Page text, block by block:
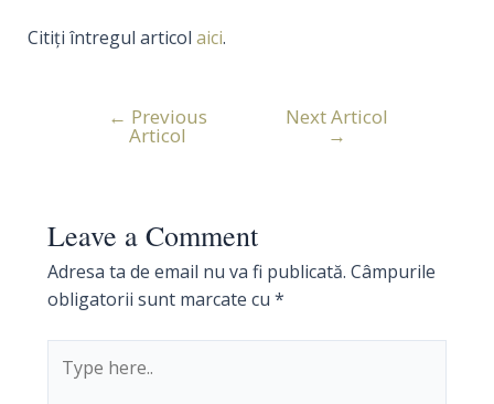
Citiți întregul articol aici.
Navigare
← Previous
Articol
Next Articol
→
Leave a Comment
Adresa ta de email nu va fi publicată. Câmpurile
obligatorii sunt marcate cu *
here..